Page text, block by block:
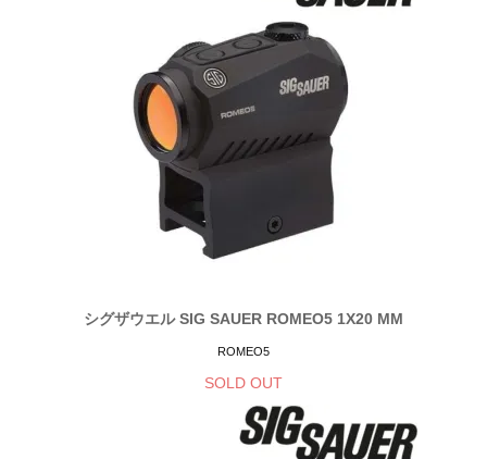
シグザウエル SIG SAUER ROMEO5 1X20 MM
ROMEO5
SOLD OUT